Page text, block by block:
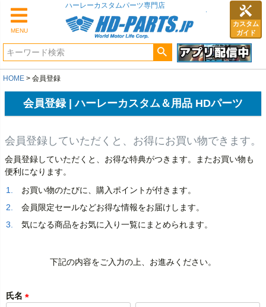
MENU
カスタム
ガイド
ハーレーカスタムパーツ専門店
HOME 会員登録
会員登録 | ハーレーカスタム＆用品 HDパーツ
会員登録していただくと、お得にお買い物できます。
会員登録していただくと、お得な特典がつきます。またお買い物も
便利になります。
お買い物のたびに、購入ポイントが付きます。
会員限定セールなどお得な情報をお届けします。
気になる商品をお気に入り一覧にまとめられます。
下記の内容をご入力の上、お進みください。
氏名